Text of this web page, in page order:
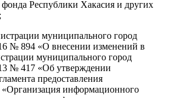
Республики Хакасия и других
муниципального город
№ 894 «О внесении изменений в
муниципального город
№ 417 «Об утверждении
предоставления
информационного